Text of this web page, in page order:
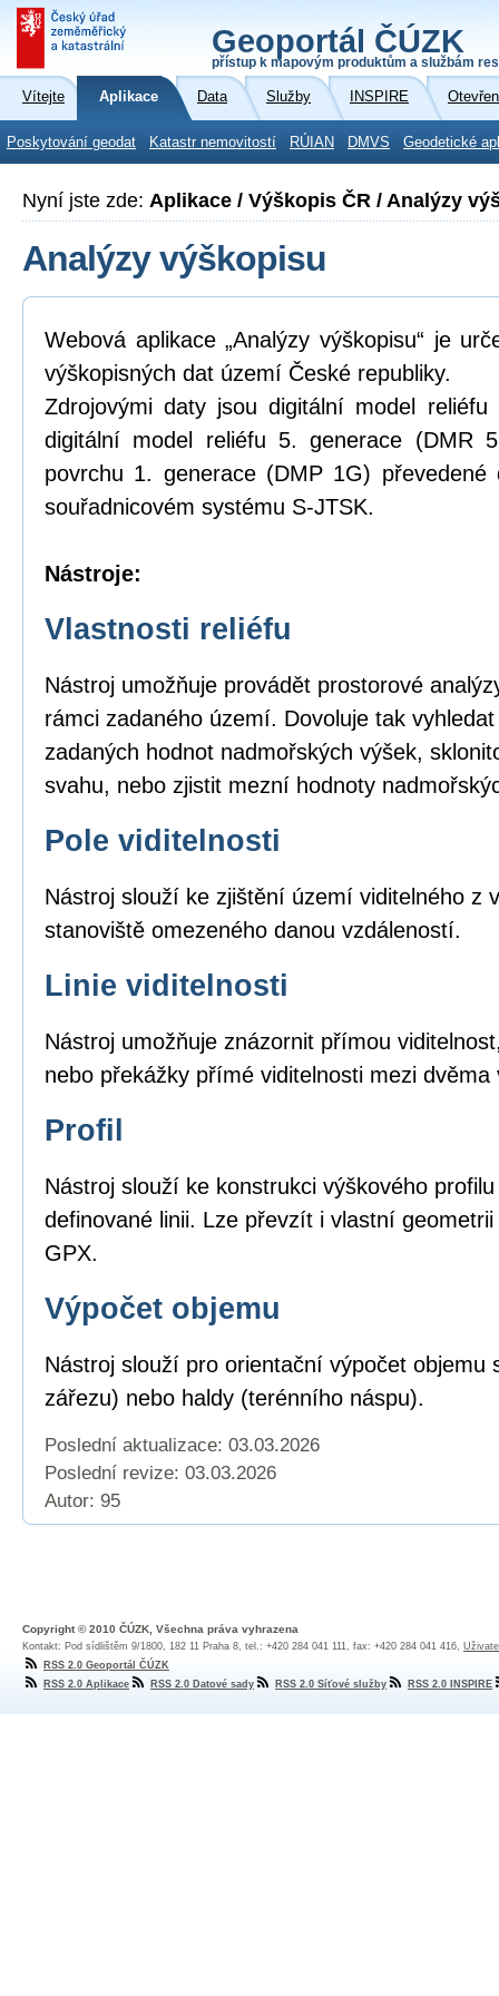
Geoportál ČÚZK
přístup k mapovým produktům a službám
Vítejte Aplikace Data Služby INSPIRE
Poskytování geodat Katastr nemovitostí RÚIAN DMVS Geodetické
Nyní jste zde: Aplikace / Výškopis ČR / Analýzy
Analýzy výškopisu
Webová aplikace „Analýzy výškopisu“ je
výškopisných dat území České republiky.
Zdrojovými daty jsou digitální model
digitální model reliéfu 5. generace (DMR
povrchu 1. generace (DMP 1G)
souřadnicovém systému S-JTSK.
Nástroje:
Vlastnosti reliéfu
Nástroj umožňuje provádět prostorové
rámci zadaného území. Dovoluje tak
zadaných hodnot nadmořských výšek,
svahu, nebo zjistit mezní hodnoty
Pole viditelnosti
Nástroj slouží ke zjištění území viditelného z
stanoviště omezeného danou vzdáleností.
Linie viditelnosti
Nástroj umožňuje znázornit přímou
nebo překážky přímé viditelnosti mezi dvěma
Profil
Nástroj slouží ke konstrukci výškového
definované linii. Lze převzít i vlastní
GPX.
Výpočet objemu
Nástroj slouží pro orientační výpočet objemu
zářezu) nebo haldy (terénního náspu).
Poslední aktualizace: 03.03.2026
Poslední revize: 03.03.2026
Autor: 95
Copyright © 2010 ČÚZK, Všechna práva vyhrazena
Kontakt: Pod sídlištěm 9/1800, 182 11 Praha 8, tel.: +420 284 041 111, fax: +420 284 041 416,
RSS 2.0 Geoportál ČÚZK
RSS 2.0 Aplikace
RSS 2.0 Datové sady RSS 2.0 Síťové služby RSS 2.0 INSPIRE